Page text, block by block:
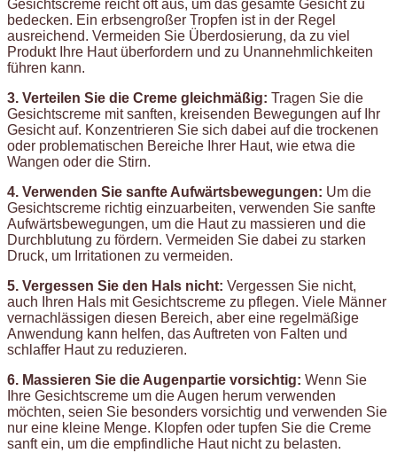
Gesichtscreme reicht oft aus, um das gesamte Gesicht zu
bedecken. Ein erbsengroßer Tropfen ist in der Regel
ausreichend. Vermeiden Sie Überdosierung, da zu viel
Produkt Ihre Haut überfordern und zu Unannehmlichkeiten
führen kann.
3. Verteilen Sie die Creme gleichmäßig: Tragen Sie die
Gesichtscreme mit sanften, kreisenden Bewegungen auf Ihr
Gesicht auf. Konzentrieren Sie sich dabei auf die trockenen
oder problematischen Bereiche Ihrer Haut, wie etwa die
Wangen oder die Stirn.
4. Verwenden Sie sanfte Aufwärtsbewegungen: Um die
Gesichtscreme richtig einzuarbeiten, verwenden Sie sanfte
Aufwärtsbewegungen, um die Haut zu massieren und die
Durchblutung zu fördern. Vermeiden Sie dabei zu starken
Druck, um Irritationen zu vermeiden.
5. Vergessen Sie den Hals nicht: Vergessen Sie nicht,
auch Ihren Hals mit Gesichtscreme zu pflegen. Viele Männer
vernachlässigen diesen Bereich, aber eine regelmäßige
Anwendung kann helfen, das Auftreten von Falten und
schlaffer Haut zu reduzieren.
6. Massieren Sie die Augenpartie vorsichtig: Wenn Sie
Ihre Gesichtscreme um die Augen herum verwenden
möchten, seien Sie besonders vorsichtig und verwenden Sie
nur eine kleine Menge. Klopfen oder tupfen Sie die Creme
sanft ein, um die empfindliche Haut nicht zu belasten.